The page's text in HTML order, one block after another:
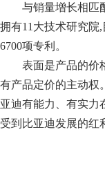
与销量增长相匹
拥有11大技术研究院
6700项专利。
表面是产品的价
有产品定价的主动权
亚迪有能力、有实力
受到比亚迪发展的红